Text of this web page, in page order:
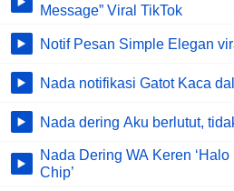
Message” Viral TikTok
Notif Pesan Simple Elegan
Nada notifikasi Gatot Kaca
Nada dering Aku berlutut,
Nada Dering WA Keren
Chip’